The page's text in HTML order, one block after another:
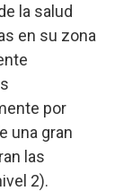
la salud
en su zona
por
una gran
las
2).